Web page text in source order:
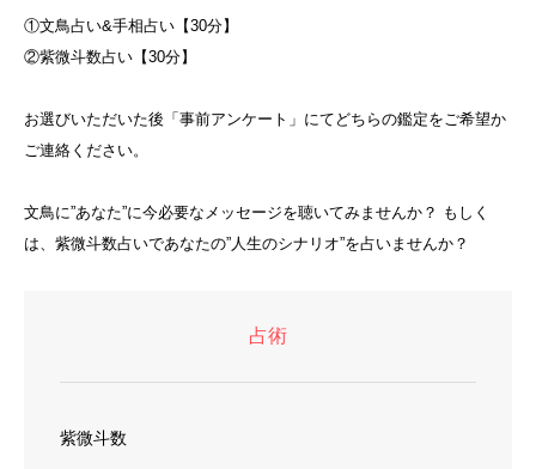
①文鳥占い&手相占い【30分】
②紫微斗数占い【30分】
お選びいただいた後「事前アンケート」にてどちらの鑑定をご希望か
ご連絡ください。
文鳥に”あなた”に今必要なメッセージを聴いてみませんか？ もしく
は、紫微斗数占いであなたの”人生のシナリオ”を占いませんか？
占術
紫微斗数